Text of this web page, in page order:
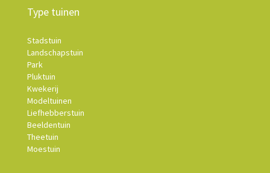
Type tuinen
Stadstuin
Landschapstuin
Park
Pluktuin
Kwekerij
Modeltuinen
Liefhebberstuin
Beeldentuin
Theetuin
Moestuin